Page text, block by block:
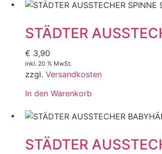
STÄDTER
€ 3,90
inkl. 20 % MwSt.
zzgl. Versandkosten
In den Warenkorb
STÄDTER